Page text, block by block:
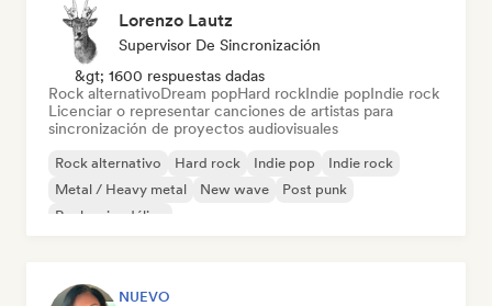
Lorenzo Lautz
Supervisor De Sincronización
&gt; 1600 respuestas dadas
Rock alternativoDream popHard rockIndie popIndie rock
Licenciar o representar canciones de artistas para
sincronización de proyectos audiovisuales
Rock alternativo Hard rock Indie pop
Indie rock
Metal / Heavy metal
New wave
Post punk
Rock psicodélico
NUEVO